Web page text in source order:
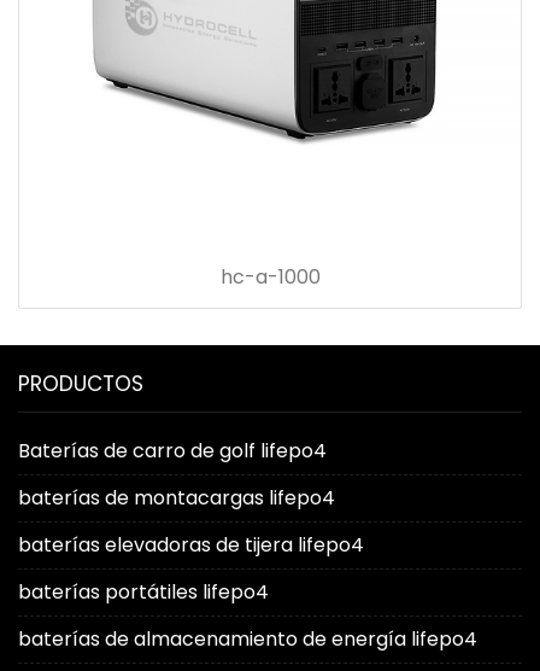
hc-a-1000
PRODUCTOS
Baterías de carro de golf lifepo4
baterías de montacargas lifepo4
baterías elevadoras de tijera lifepo4
baterías portátiles lifepo4
baterías de almacenamiento de energía lifepo4